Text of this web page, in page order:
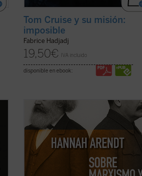
Tom Cruise y su misión:
imposible
Fabrice Hadjadj
19,50€ IVA incluido
disponible en ebook:
Este libro no solo recupera una faceta
menos conocida —pero crucial— de una
de las mentes más incisivas del siglo XX,
sino que también ofrece herramientas
esenciales para pensar nuestro
presente. Porque, como muestra Arendt,
entender ...
(ver ficha)